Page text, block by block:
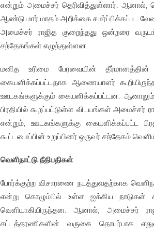
என்றும் அமைச்சர் தெரிவித்துள்ளார். ஆனால்,
ஆண்டு மார் மாதம் அறிக்கை சமர்ப்பிக்கப்பட
அமைச்சர் ராஜித குறைந்தது ஒன்றரை
சந்தேகங்கள் எழுந்துள்ளன.
மனித உரிமை பேரவையின்
கையளிக்கப்பட்டதாக ஆணையாளர்
ஊடகங்களுக்கும் கையளிக்கப்பட்டன.
பிரதியில் கூறப்பட்டுள்ள விடயங்கள் அமைச்சர்
என்றும், ஊடகங்களுக்கு கையளிக்கப்பட்ட
கூட்டமைப்பின் உறுப்பினர் ஒருவர் சந்தேகம்
வெளிநாட்டு நீதிபதிகள்
போர்க்குற்ற விசாரணை நடத்துவதற்காக
என்று கொழும்பில் உள்ள ஐக்கிய நாடுகள்
வெளியாகியிருந்தன. ஆனால், அமைச்சர்
சட்டத்தரணிகளின் வருகை தொடர்பாக